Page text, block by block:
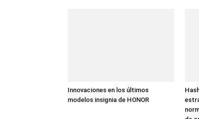
Innovaciones en los últimos
modelos insignia de HONOR